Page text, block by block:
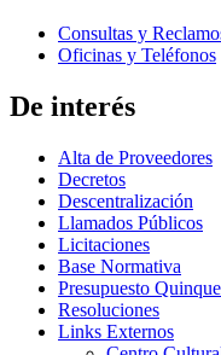
Consultas y
Oficinas y Teléfonos
De interés
Alta de Proveedores
Decretos
Descentralización
Llamados Públicos
Licitaciones
Base Normativa
Presupuesto
Resoluciones
Links Externos